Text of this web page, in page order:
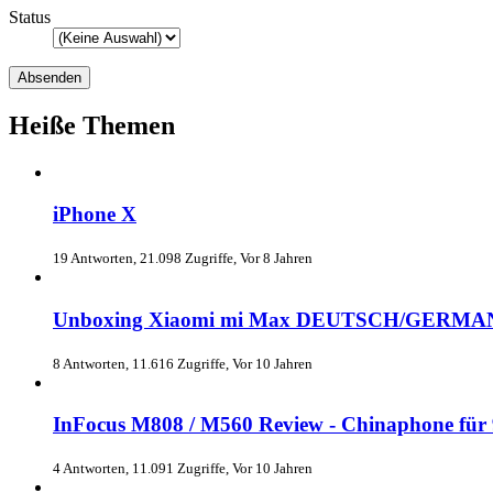
Status
Heiße Themen
iPhone X
19 Antworten, 21.098 Zugriffe, Vor 8 Jahren
Unboxing Xiaomi mi Max DEUTSCH/
8 Antworten, 11.616 Zugriffe, Vor 10 Jahren
InFocus M808 / M560 Review - Chinaphone für
4 Antworten, 11.091 Zugriffe, Vor 10 Jahren